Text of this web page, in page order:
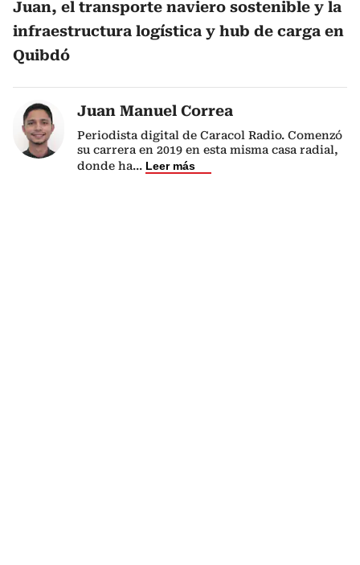
Juan, el transporte naviero sostenible y la
infraestructura logística y hub de carga en
Quibdó
Juan Manuel Correa
Periodista digital de Caracol Radio. Comenzó
su carrera en 2019 en esta misma casa radial,
donde ha... Leer más